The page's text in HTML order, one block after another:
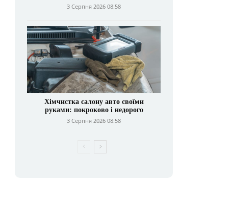
3 Серпня 2026 08:58
Хімчистка салону авто своїми
руками: покроково і недорого
3 Серпня 2026 08:58